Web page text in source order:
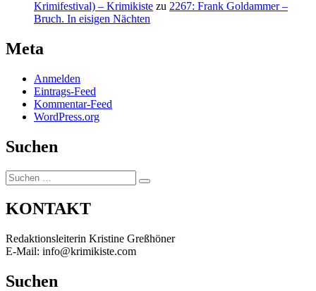
Krimifestival) – Krimikiste zu 2267: Frank Goldammer –
Bruch. In eisigen Nächten
Meta
Anmelden
Eintrags-Feed
Kommentar-Feed
WordPress.org
Suchen
Suchen
nach:
Suchen
KONTAKT
Redaktionsleiterin Kristine Greßhöner
E-Mail: info@krimikiste.com
Suchen